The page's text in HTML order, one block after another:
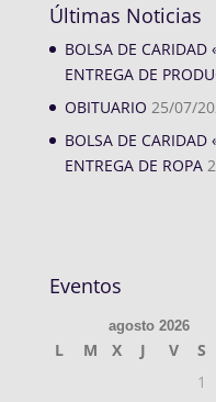
Últimas Noticias
BOLSA DE CARIDAD
ENTREGA DE
OBITUARIO 25/07/
BOLSA DE CARIDAD
ENTREGA DE ROPA
Eventos
agosto 2026
L M X J V S
1